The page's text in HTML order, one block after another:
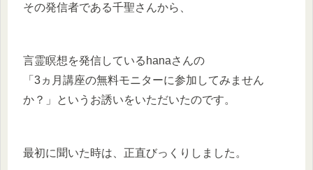
その発信者である千聖さんから、
言霊瞑想を発信しているhanaさんの
「3ヵ月講座の無料モニターに参加してみません
か？」というお誘いをいただいたのです。
最初に聞いた時は、正直びっくりしました。